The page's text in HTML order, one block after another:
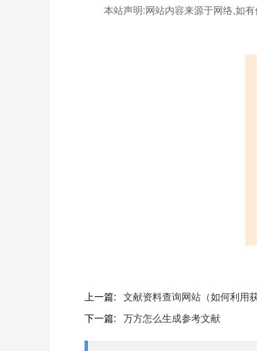
本站声明:网站内容来源于网络,如
上一篇: 文献资料查询网站（如何利用
下一篇: 万方怎么生成参考文献